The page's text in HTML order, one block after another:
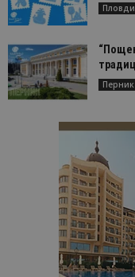
Перник